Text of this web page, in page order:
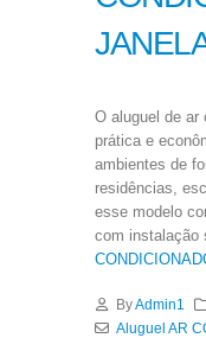
O aluguel de ar
prática e
ambientes de
residências,
esse modelo
com instalação
ByAdmin1
Aluguel AR